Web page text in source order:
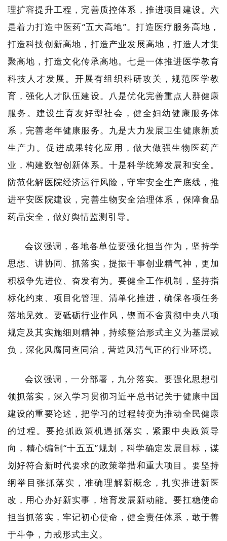
理扩容提升工程，完善质控体系，推进项目建设。六
是着力打造中医药“五大高地”。打造医疗服务高地，
打造科技创新高地，打造产业发展高地，打造人才集
聚高地，打造文化传承高地。七是一体推进医学教育
科技人才发展。开展有组织科研攻关，规范医学教
育，强化人才队伍建设。八是优化完善重点人群健康
服务。建设生育友好型社会，健全妇幼健康服务体
系，完善老年健康服务。九是大力发展卫生健康新质
生产力。促进成果转化应用，做大做强生物医药产
业，构建数智创新体系。十是科学统筹发展和安全。
防范化解医院经济运行风险，守牢安全生产底线，推
进平安医院建设，完善生物安全治理体系，保障食品
药品安全，做好舆情监测引导。
会议强调，各地各单位要强化担当作为，坚持学
思想、讲协同、抓落实，提振干事创业精气神，更加
积极争先进位、奋发有为。要健全工作机制，坚持指
标化约束、项目化管理、清单化推进，确保各项任务
落地见效。要砥砺行业作风，锲而不舍贯彻中央八项
规定及其实施细则精神，持续整治形式主义为基层减
负，深化风腐同查同治，营造风清气正的行业环境。
会议强调，一分部署，九分落实。要强化思想引
领抓落实，深入学习贯彻习近平总书记关于健康中国
建设的重要论述，把学习的过程转变为推动全民健康
的过程。要抢抓政策机遇抓落实，紧跟中央政策导
向，精心编制“十五五”规划，科学确定发展目标，谋
划好符合新时代要求的政策举措和重大项目。要坚持
纲举目张抓落实，准确理解新概念，扎实推进新医
改，用心办好新实事，培育发展新动能。要扛稳使命
担当抓落实，牢记初心使命，健全责任体系，敢于善
于斗争，力戒形式主义。